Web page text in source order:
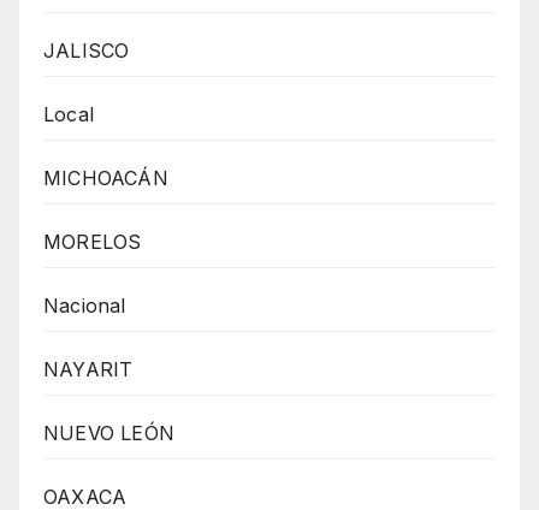
JALISCO
Local
MICHOACÁN
MORELOS
Nacional
NAYARIT
NUEVO LEÓN
OAXACA